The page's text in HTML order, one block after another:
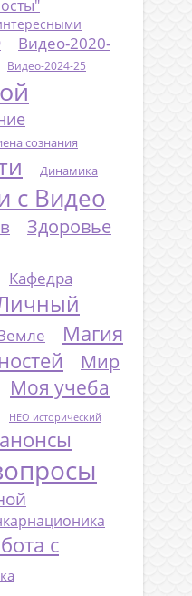
Видео-2020-
Видео-2024-25
сознания
Динамика
с Видео
Здоровье
Кафедра
Магия
Мир
Моя учеба
НЕО исторический
с